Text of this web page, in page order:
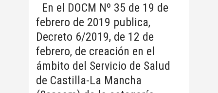
En el DOCM Nº 35 de 19 de
febrero de 2019 publica,
Decreto 6/2019, de 12 de
febrero, de creación en el
ámbito del Servicio de Salud
de Castilla-La Mancha